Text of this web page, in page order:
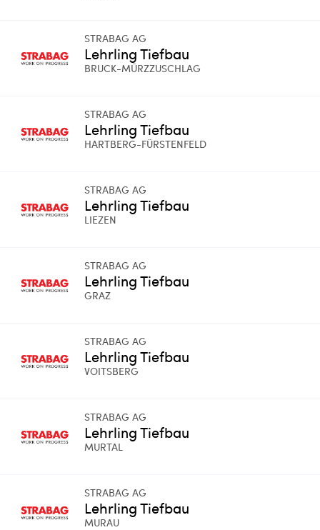
STRABAG AG
Lehrling Tiefbau
BRUCK-MÜRZZUSCHLAG
STRABAG AG
Lehrling Tiefbau
HARTBERG-FÜRSTENFELD
STRABAG AG
Lehrling Tiefbau
LIEZEN
STRABAG AG
Lehrling Tiefbau
GRAZ
STRABAG AG
Lehrling Tiefbau
VOITSBERG
STRABAG AG
Lehrling Tiefbau
MURTAL
STRABAG AG
Lehrling Tiefbau
MURAU